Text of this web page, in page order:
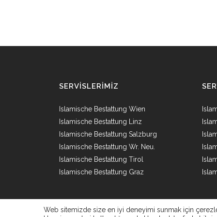
SERVISLERIMIZ
Islamische Bestattung Wien
Islamische Bestattung Linz
Islamische Bestattung Salzburg
Islamische Bestattung Wr. Neu.
Islamische Bestattung Tirol
Islamische Bestattung Graz
Web sitemizde size en iyi deneyimi sunmak için